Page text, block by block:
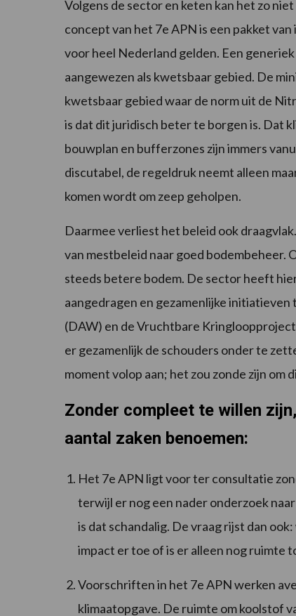
Volgens de sector en keten kan het zo
concept van het 7e APN is een pakket
voor heel Nederland gelden. Een
aangewezen als kwetsbaar gebied. De
kwetsbaar gebied waar de norm uit de
is dat dit juridisch beter te borgen is. Dat
bouwplan en bufferzones zijn immers
discutabel, de regeldruk neemt alleen
komen wordt om zeep geholpen.
Daarmee verliest het beleid ook
van mestbeleid naar goed bodembeheer.
steeds betere bodem. De sector heeft
aangedragen en gezamenlijke
(DAW) en de Vruchtbare
er gezamenlijk de schouders onder te
moment volop aan; het zou zonde zijn om
Zonder compleet te willen
aantal zaken benoemen:
Het 7e APN ligt voor ter consultatie
terwijl er nog een nader onderzoek
is dat schandalig. De vraag rijst dan
impact er toe of is er alleen nog ruimte
Voorschriften in het 7e APN werken
klimaatopgave. De ruimte om koolstof